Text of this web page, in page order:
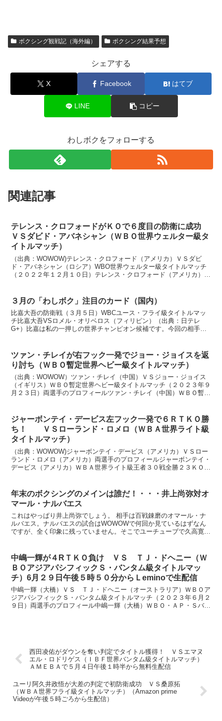
ボクシング観戦記（海外編） ボクシング結果予想
シェアする
X Facebook はてブ
LINE コピー
わしボクをフォローする
関連記事
テレンス・クロフォードがＫＯで６度目の防衛に成功
ＶＳダビド・アバネシャン（ＷＢＯ世界ウェルター級タ
イトルマッチ）
（出典：WOWOW)テレンス・クロフォード（アメリカ）ＶＳダビ
ド・アバネシャン（ロシア）WBO世界ウェルター級タイトルマッチ
（２０２２年１２月１０日）テレンス・クロフォード（アメリカ）Ｗ
３月の「わしボク」注目のカード（国内）
比嘉大吾の防衛戦（３月５日）WBCユース・フライ級タイトルマッ
チ比嘉大吾VSロメル・オリベロス（フィリピン）（出典：日テレ
G+）比嘉は私の一押しの世界チャンピオン候補です。今回の相手の
ツァン・チレイが右フック一発でジョー・ジョイスを返
り討ち（ＷＢＯ暫定世界ヘビー級タイトルマッチ）
（出典：WOWOW）ツァン・チレイ（中国）ＶＳジョー・ジョイス
（イギリス）ＷＢＯ暫定世界ヘビー級タイトルマッチ（２０２３年９
月２３日）両選手のプロフィールツァン・チレイ（中国）ＷＢＯ暫定
ジャーボンテイ・デービス左フック一発で６ＲＴＫＯ勝
ち！ ＶＳローランド・ロメロ（ＷＢＡ世界ライト級
タイトルマッチ）
（出典：WOWOW)ジャーボンテイ・デービス（アメリカ）ＶＳロー
ランド・ロメロ（アメリカ）両選手のプロフィールジャーボンテイ・
デービス（アメリカ）ＷＢＡ世界ライト級王者３０戦全勝２３ＫＯ、
年末のボクシングのメインは誰だ！・・・井上尚弥対オ
マール・ナルバエス
これはやっぱり井上尚弥でしょう。 相手は百戦錬磨のオマール・ナ
ルバエス。ナルバエスの試合はWOWOWで何回か見ているはずなん
ですが、全く印象に残っていません。そこでユーチューブで久高寛之
中嶋一輝が４RＴＫＯ負け ＶＳ ＴＪ・ドヘニー（Ｗ
ＢＯアジアパシフィックＳ・バンタム級タイトルマッ
チ）6月２９日午後５時５０分からＬeminoで生配信
中嶋一輝（大橋）ＶＳ ＴＪ・ドヘニー（オーストラリア）ＷＢＯア
ジアパシフィックＳ・バンタム級タイトルマッチ（２０２３年６月２
９日）両選手のプロフィール中嶋一輝（大橋）ＷＢＯ・ＡＰ・Ｓバン
西田凌佑がダウンを奪い判定でタイトル獲得！ ＶＳエマヌ
エル・ロドリゲス（ＩＢＦ世界バンタム級タイトルマッチ）
ＡＭＥＢＡで５月４日午後１時半から無料生配信
ユーリ阿久井政悟が大差の判定で初防衛成功 ＶＳ桑原拓
（ＷＢＡ世界フライ級タイトルマッチ）（Amazon prime
Videoが午後５時ごろから生配信）